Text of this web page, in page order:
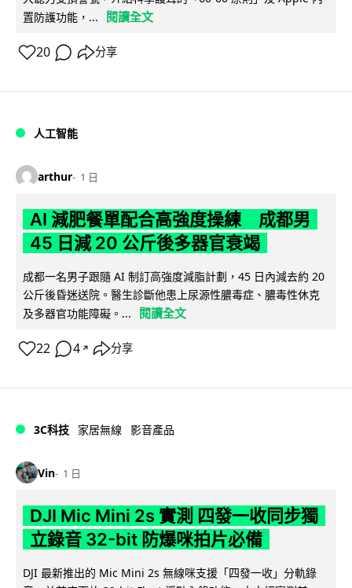
置防護功能，...
閱讀全文
20 分享
人工智能
arthur 1 日
AI 減肥餐單配合高強度操練 成都男
45 日減 20 公斤後多器官衰竭
成都一名男子跟隨 AI 制訂高強度減脂計劃，45 日內減去約 20
公斤後昏迷送院。醫生診斷他患上尿源性膿毒症、膿毒性休克
及多器官功能障礙。...
閱讀全文
22 4 ↗ 分享
3C科技 家居無線 影音產品
Vin 1 日
DJI Mic Mini 2s 實測 四發一收同步獨
立錄音 32-bit 防爆咪拍片必備
DJI 最新推出的 Mic Mini 2s 無線咪支援「四發一收」分軌錄